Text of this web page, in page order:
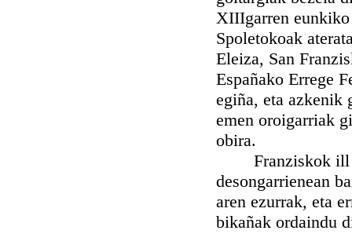
XIIIgarren
Spoletokoak
Eleiza, San
Españako Errege
egiña, eta azkenik
emen oroigarriak
obira.
Franziskok ill
desongarrienean
aren ezurrak, eta
bikañak ordaindu